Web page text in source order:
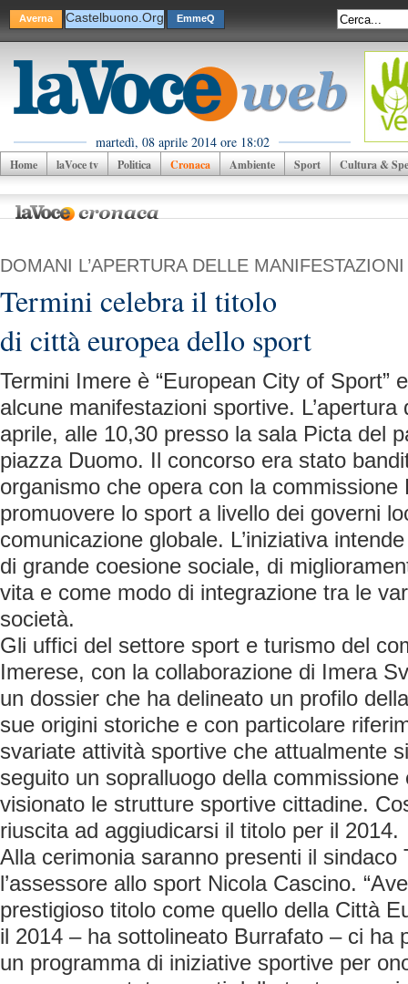
Averna Castelbuono.Org EmmeQ
martedì, 08 aprile 2014 ore 18:02
Home laVoce tv Politica Cronaca Ambiente Sport Cultura &
DOMANI L’APERTURA DELLE MANIFESTAZIONI
Termini celebra il titolo
di città europea dello sport
Termini Imere è “European City of Sport”
alcune manifestazioni sportive.
aprile, alle 10,30 presso la sala Picta del
piazza Duomo. Il concorso era stato
organismo che opera con la commissione
promuovere lo sport a livello dei governi
comunicazione globale. L’iniziativa
di grande coesione sociale, di
vita e come modo di integrazione tra le
società.
Gli uffici del settore sport e turismo del
Imerese, con la collaborazione di Imera
un dossier che ha delineato un profilo
sue origini storiche e con particolare
svariate attività sportive che attualmente
seguito un sopralluogo della commissione
visionato le strutture sportive cittadine.
riuscita ad aggiudicarsi il titolo per il 2014.
Alla cerimonia saranno presenti il sindaco
l’assessore allo sport Nicola Cascino.
prestigioso titolo come quello della Città
il 2014 – ha sottolineato Burrafato – ci ha
un programma di iniziative sportive per